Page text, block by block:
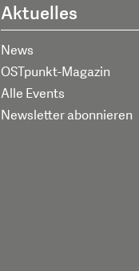
Aktuelles
News
OSTpunkt-Magazin
Alle Events
Newsletter abonnieren